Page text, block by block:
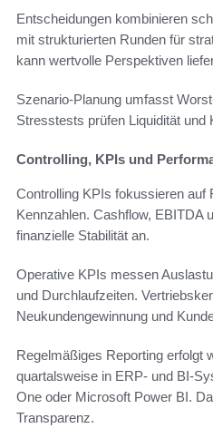
Entscheidungen kombinieren
mit strukturierten Runden für
kann wertvolle Perspektiven
Szenario-Planung umfasst
Stresstests prüfen Liquidität und
Controlling, KPIs und
Controlling KPIs fokussieren auf
Kennzahlen. Cashflow, EBITDA
finanzielle Stabilität an.
Operative KPIs messen
und Durchlaufzeiten.
Neukundengewinnung und
Regelmäßiges Reporting erfolgt
quartalsweise in ERP- und BI-
One oder Microsoft Power BI.
Transparenz.